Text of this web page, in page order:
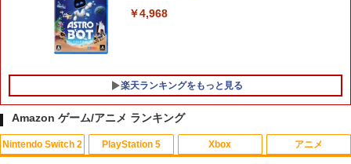
セガ 【Switch2】ツーポイントミュージ
アム [POT-P-AAS5A NSW2 ツ-ポイント
ミュ-ジアム]
￥3,490
￥4,968
楽天ランキングをもっと見る
1
【中古】【Blu−ray】プリンセスコネク
Amazon ゲーム/アニメ ランキング
Nintendo Switch 2 PlayStation 5 Xbox アニメ